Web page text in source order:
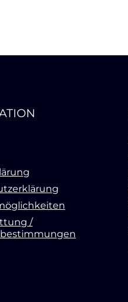
/